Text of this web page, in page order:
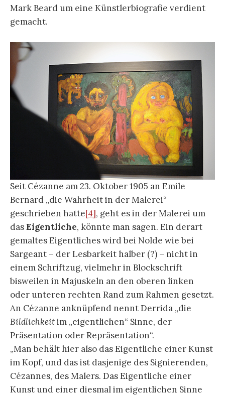
Mark Beard um eine Künstlerbiografie verdient
gemacht.
Seit Cézanne am 23. Oktober 1905 an Emile
Bernard „die Wahrheit in der Malerei“
geschrieben hatte[4], geht es in der Malerei um
dasEigentliche, könnte man sagen. Ein derart
gemaltes Eigentliches wird bei Nolde wie bei
Sargeant – der Lesbarkeit halber (?) – nicht in
einem Schriftzug, vielmehr in Blockschrift
bisweilen in Majuskeln an den oberen linken
oder unteren rechten Rand zum Rahmen gesetzt.
An Cézanne anknüpfend nennt Derrida „die
Bildlichkeitim „eigentlichen“ Sinne, der
Präsentation oder Repräsentation“.
„Man behält hier also das Eigentliche einer Kunst
im Kopf, und das ist dasjenige des Signierenden,
Cézannes, des Malers. Das Eigentliche einer
Kunst und einer diesmal im eigentlichen Sinne